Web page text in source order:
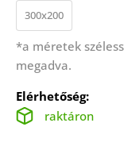
300x200
*a méretek
megadva.
Elérhetőség:
raktáron